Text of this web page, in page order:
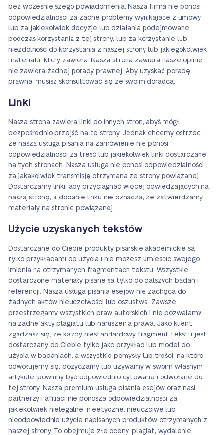
bez wcześniejszego powiadomienia. Nasza firma nie ponosi
odpowiedzialności za żadne problemy wynikające z umowy
lub za jakiekolwiek decyzje lub działania podejmowane
podczas korzystania z tej strony, lub za korzystanie lub
niezdolność do korzystania z naszej strony lub jakiegokolwiek
materiału, który zawiera. Nasza strona zawiera nasze opinie;
nie zawiera żadnej porady prawnej. Aby uzyskać poradę
prawną, musisz skonsultować się ze swoim doradcą.
Linki
Nasza strona zawiera linki do innych stron, abyś mógł
bezpośrednio przejść na te strony. Jednak chcemy ostrzec,
że nasza usługa pisania na zamówienie nie ponosi
odpowiedzialności za treść lub jakiekolwiek linki dostarczane
na tych stronach. Nasza usługa nie ponosi odpowiedzialności
za jakąkolwiek transmisję otrzymaną ze strony powiązanej.
Dostarczamy linki, aby przyciągnąć więcej odwiedzających na
naszą stronę, a dodanie linku nie oznacza, że zatwierdzamy
materiały na stronie powiązanej.
Użycie uzyskanych tekstów
Dostarczane do Ciebie produkty pisarskie akademickie są
tylko przykładami do użycia i nie możesz umieścić swojego
imienia na otrzymanych fragmentach tekstu. Wszystkie
dostarczone materiały pisane są tylko do dalszych badań i
referencji. Nasza usługa pisania esejów nie zachęca do
żadnych aktów nieuczciwości lub oszustwa. Zawsze
przestrzegamy wszystkich praw autorskich i nie pozwalamy
na żadne akty plagiatu lub naruszenia prawa. Jako klient
zgadzasz się, że każdy niestandardowy fragment tekstu jest
dostarczany do Ciebie tylko jako przykład lub model do
użycia w badaniach, a wszystkie pomysły lub treści, na które
odwołujemy się, pożyczamy lub używamy w swoim własnym
artykule, powinny być odpowiednio cytowane i odwołane do
tej strony. Nasza premium usługa pisania esejów oraz nasi
partnerzy i afiliaci nie ponoszą odpowiedzialności za
jakiekolwiek nielegalne, nieetyczne, nieuczciwe lub
nieodpowiednie użycie napisanych produktów otrzymanych z
naszej strony. To obejmuje złe oceny, plagiat, wydalenie,